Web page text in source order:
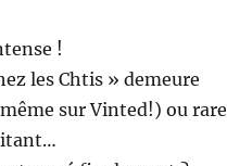
!
les Chtis » demeure
sur Vinted!) ou